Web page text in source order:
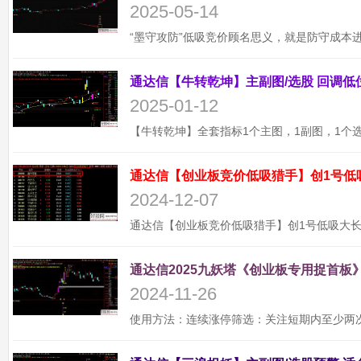
2025-05-14
2025-01-12
通达信【创业板竞价低吸猎手】创1号
2024-12-07
通达信2025九妖塔《创业板专用捉首板
2024-11-26